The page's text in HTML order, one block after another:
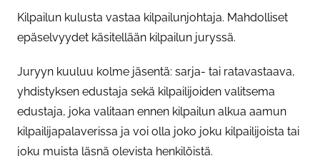
Kilpailun kulusta vastaa kilpailunjohtaja. Mahdolliset
epäselvyydet käsitellään kilpailun juryssä.
Juryyn kuuluu kolme jäsentä: sarja- tai ratavastaava,
yhdistyksen edustaja sekä kilpailijoiden valitsema
edustaja, joka valitaan ennen kilpailun alkua aamun
kilpailijapalaverissa ja voi olla joko joku kilpailijoista tai
joku muista läsnä olevista henkilöistä.